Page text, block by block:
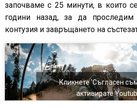
започваме с 25 минути, в които
години назад, за да
контузия и завръщането на
Кликнете 'Съгласен
активирате